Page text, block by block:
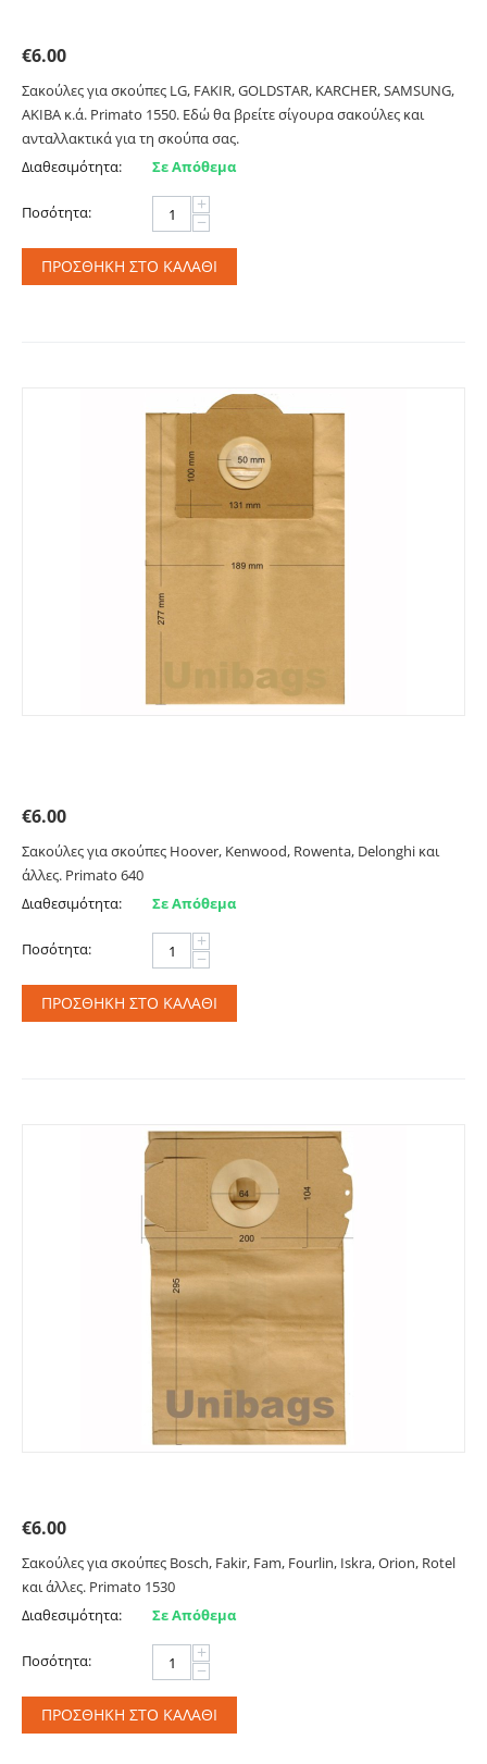
€6.00
Σακούλες για σκούπες LG, FAKIR, GOLDSTAR, KARCHER, SAMSUNG,
AKIBA κ.ά. Primato 1550. Εδώ θα βρείτε σίγουρα σακούλες και
ανταλλακτικά για τη σκούπα σας.
Διαθεσιμότητα:
Σε Απόθεμα
Ποσότητα: +
−
ΠΡΟΣΘΉΚΗ ΣΤΟ ΚΑΛΆΘΙ
€6.00
Σακούλες για σκούπες Hoover, Kenwood, Rowenta, Delonghi και
άλλες. Primato 640
Διαθεσιμότητα:
Σε Απόθεμα
Ποσότητα: +
−
ΠΡΟΣΘΉΚΗ ΣΤΟ ΚΑΛΆΘΙ
€6.00
Σακούλες για σκούπες Bosch, Fakir, Fam, Fourlin, Iskra, Orion, Rotel
και άλλες. Primato 1530
Διαθεσιμότητα:
Σε Απόθεμα
Ποσότητα: +
−
ΠΡΟΣΘΉΚΗ ΣΤΟ ΚΑΛΆΘΙ